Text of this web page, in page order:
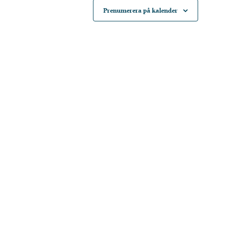
Prenumerera på kalender